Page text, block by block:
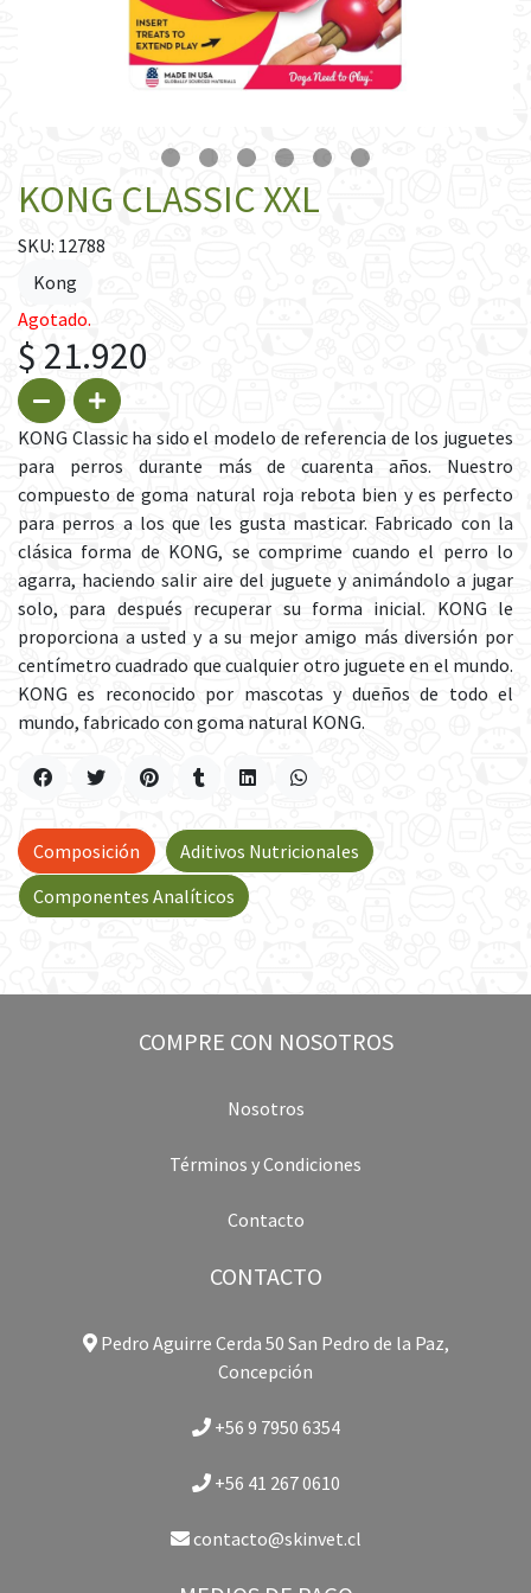
KONG CLASSIC XXL
SKU: 12788
Kong
Agotado.
$ 21.920
KONG Classic ha sido el modelo de referencia de los juguetes
para perros durante más de cuarenta años. Nuestro
compuesto de goma natural roja rebota bien y es perfecto
para perros a los que les gusta masticar. Fabricado con la
clásica forma de KONG, se comprime cuando el perro lo
agarra, haciendo salir aire del juguete y animándolo a jugar
solo, para después recuperar su forma inicial. KONG le
proporciona a usted y a su mejor amigo más diversión por
centímetro cuadrado que cualquier otro juguete en el mundo.
KONG es reconocido por mascotas y dueños de todo el
mundo, fabricado con goma natural KONG.
Composición
Aditivos Nutricionales
Componentes Analíticos
COMPRE CON NOSOTROS
Nosotros
Términos y Condiciones
Contacto
CONTACTO
Pedro Aguirre Cerda 50 San Pedro de la Paz,
Concepción
+56 9 7950 6354
+56 41 267 0610
contacto@skinvet.cl